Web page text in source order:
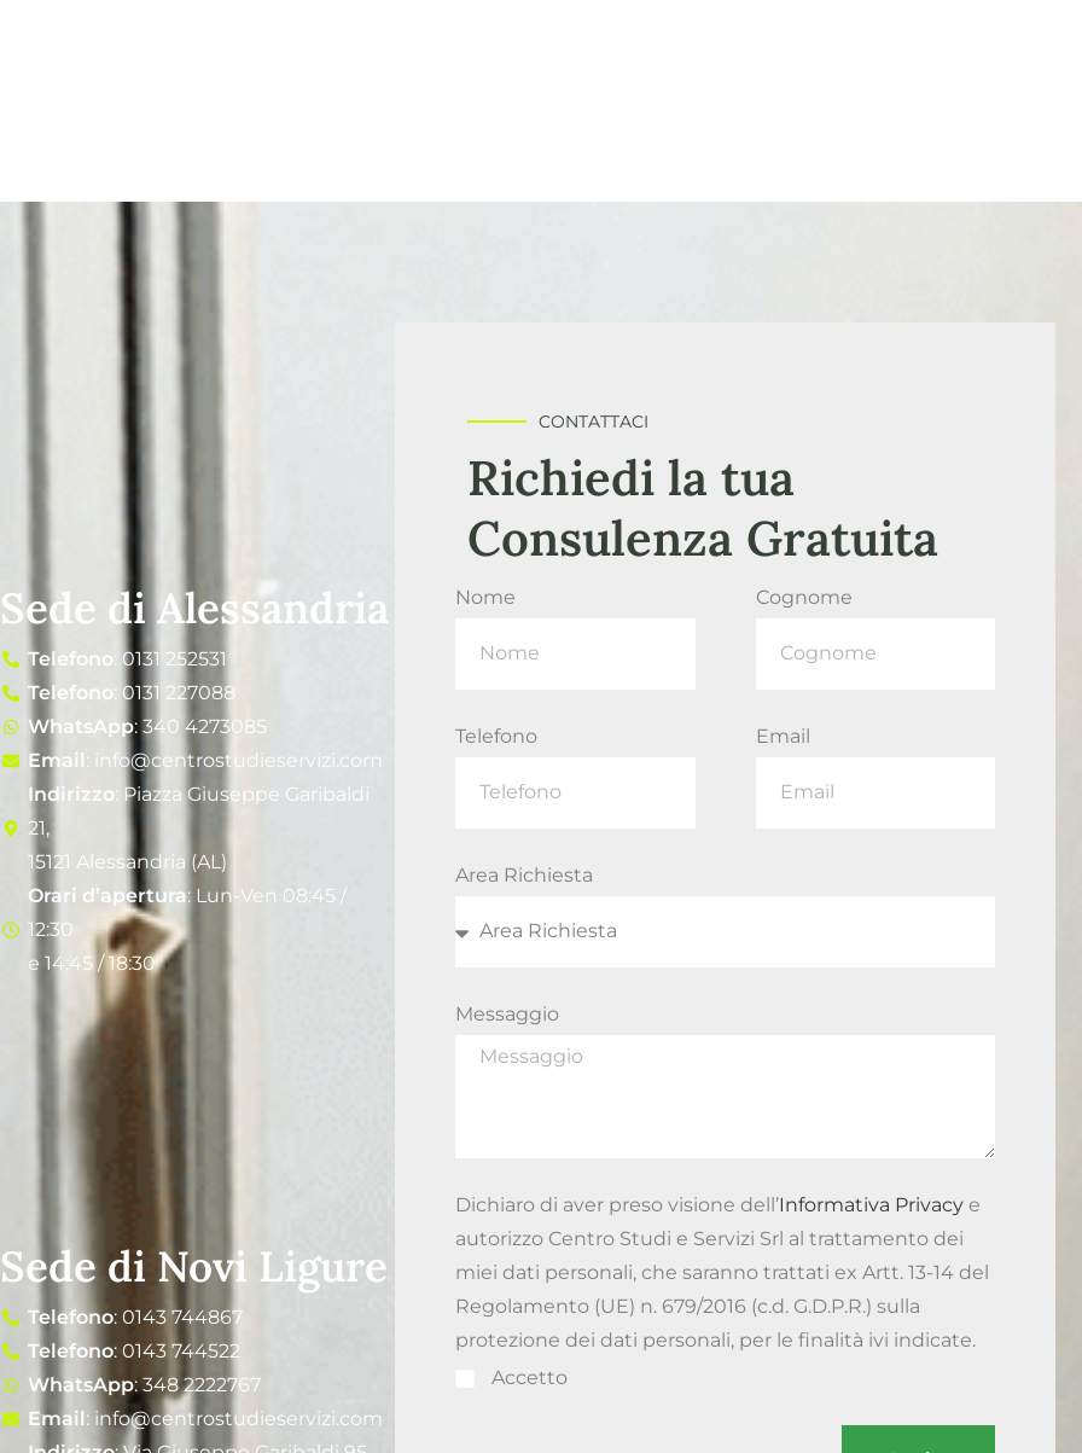
Sede di Alessandria
Telefono: 0131 252531
Telefono: 0131 227088
WhatsApp: 340 4273085
Email: info@centrostudieservizi.com
Indirizzo: Piazza Giuseppe Garibaldi
21,
15121 Alessandria (AL)
Orari d’apertura: Lun-Ven 08:45 /
12:30
e 14:45 / 18:30
Sede di Novi Ligure
Telefono: 0143 744867
Telefono: 0143 744522
WhatsApp: 348 2222767
Email: info@centrostudieservizi.com
CONTATTACI
Richiedi la tua
Consulenza Gratuita
Nome Cognome
Telefono Email
Area Richiesta
Messaggio
Dichiaro di aver preso visione dell’Informativa Privacy e
autorizzo Centro Studi e Servizi Srl al trattamento dei
miei dati personali, che saranno trattati ex Artt. 13-14 del
Regolamento (UE) n. 679/2016 (c.d. G.D.P.R.) sulla
protezione dei dati personali, per le finalità ivi indicate.
Accetto